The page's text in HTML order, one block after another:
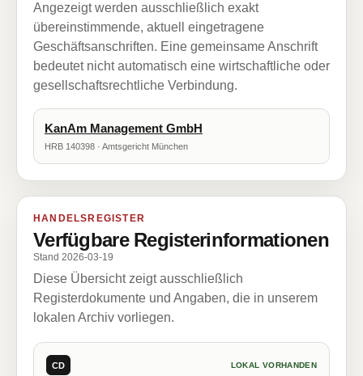
Angezeigt werden ausschließlich exakt
übereinstimmende, aktuell eingetragene
Geschäftsanschriften. Eine gemeinsame Anschrift
bedeutet nicht automatisch eine wirtschaftliche oder
gesellschaftsrechtliche Verbindung.
KanAm Management GmbH
HRB 140398 · Amtsgericht München
HANDELSREGISTER
Verfügbare Registerinformationen
Stand 2026-03-19
Diese Übersicht zeigt ausschließlich
Registerdokumente und Angaben, die in unserem
lokalen Archiv vorliegen.
CD LOKAL VORHANDEN